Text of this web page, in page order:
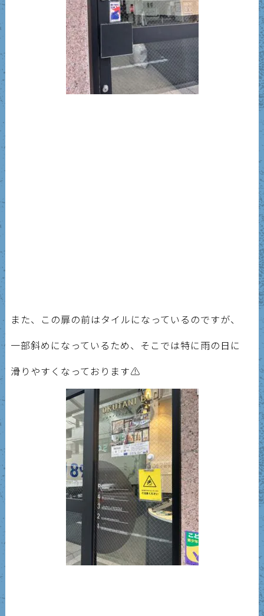
また、この扉の前はタイルになっているのですが、
一部斜めになっているため、そこでは特に雨の日に
滑りやすくなっております⚠️